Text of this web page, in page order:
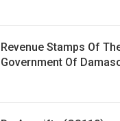
Revenue Stamps Of
Government Of